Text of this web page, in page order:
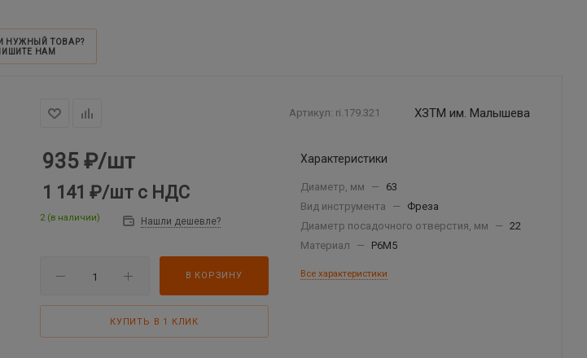
НУЖНЫЙ ТОВАР?
НАМ
Артикул: ri.179.321 ХЗТМ им. Малышева
935 ₽/шт
1 141 ₽/шт с НДС
2 (в наличии) Нашли дешевле?
В КОРЗИНУ
КУПИТЬ В 1 КЛИК
Характеристики
Диаметр, мм —
63
Вид инструмента
—
Фреза
Диаметр посадочного отверстия, мм
— 22
Материал
— Р6М5
Все характеристики